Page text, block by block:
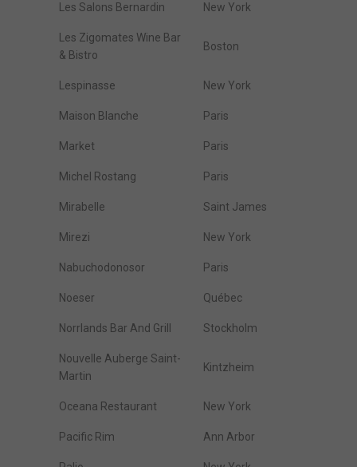
Les Salons Bernardin New York
Les Zigomates Wine Bar
& Bistro
Boston
Lespinasse New York
Maison Blanche Paris
Market Paris
Michel Rostang Paris
Mirabelle Saint James
Mirezi New York
Nabuchodonosor Paris
Noeser Québec
Norrlands Bar And Grill Stockholm
Nouvelle Auberge Saint-
Martin
Kintzheim
Oceana Restaurant New York
Pacific Rim Ann Arbor